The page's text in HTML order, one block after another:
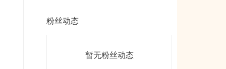
粉丝动态
暂无粉丝动态